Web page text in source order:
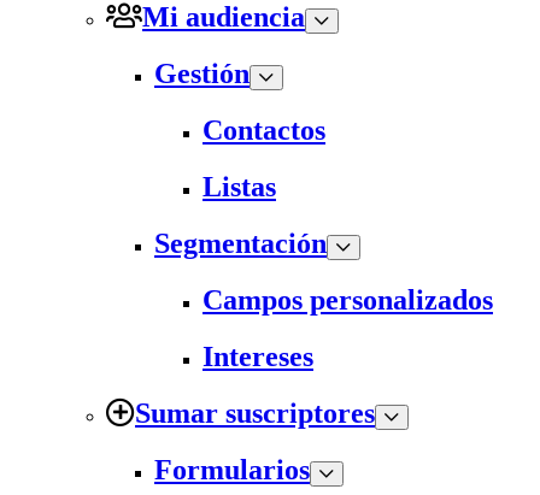
Mi audiencia
Gestión
Contactos
Listas
Segmentación
Campos personalizados
Intereses
Sumar suscriptores
Formularios